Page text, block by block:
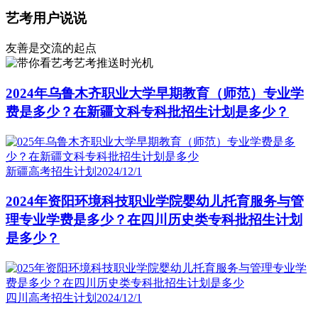
艺考用户说说
友善是交流的起点
艺考推送时光机
2024年乌鲁木齐职业大学早期教育（师范）专业学
费是多少？在新疆文科专科批招生计划是多少？
新疆高考招生计划 2024/12/1
2024年资阳环境科技职业学院婴幼儿托育服务与管
理专业学费是多少？在四川历史类专科批招生计划
是多少？
四川高考招生计划 2024/12/1